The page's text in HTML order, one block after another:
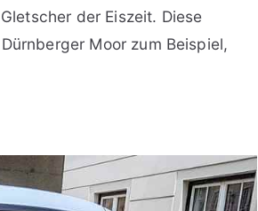
der Eiszeit. Diese
Moor zum Beispiel,